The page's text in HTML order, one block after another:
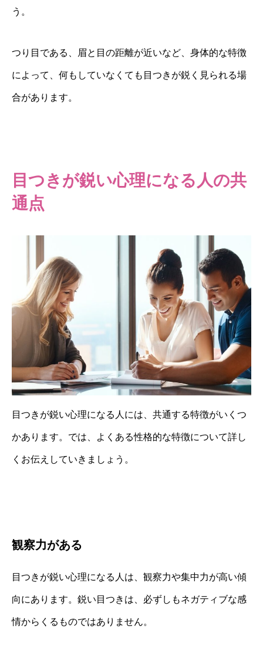
う。
つり目である、眉と目の距離が近いなど、身体的な特徴
によって、何もしていなくても目つきが鋭く見られる場
合があります。
目つきが鋭い心理になる人の共
通点
目つきが鋭い心理になる人には、共通する特徴がいくつ
かあります。では、よくある性格的な特徴について詳し
くお伝えしていきましょう。
観察力がある
目つきが鋭い心理になる人は、観察力や集中力が高い傾
向にあります。鋭い目つきは、必ずしもネガティブな感
情からくるものではありません。